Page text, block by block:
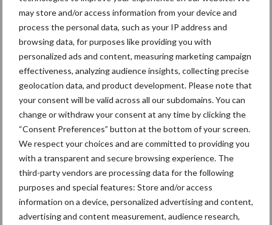
may store and/or access information from your device and
process the personal data, such as your IP address and
browsing data, for purposes like providing you with
personalized ads and content, measuring marketing campaign
effectiveness, analyzing audience insights, collecting precise
geolocation data, and product development. Please note that
your consent will be valid across all our subdomains. You can
change or withdraw your consent at any time by clicking the
“Consent Preferences” button at the bottom of your screen.
We respect your choices and are committed to providing you
with a transparent and secure browsing experience. The
third-party vendors are processing data for the following
purposes and special features: Store and/or access
information on a device, personalized advertising and content,
advertising and content measurement, audience research,
Primaire
Sidebar
Recent nieuws Partner nieuws
7 aug
Grondstoffenmarkt blijft grillig:
droogte en geopolitiek houden
Mastitis Hittestress
Toon meer